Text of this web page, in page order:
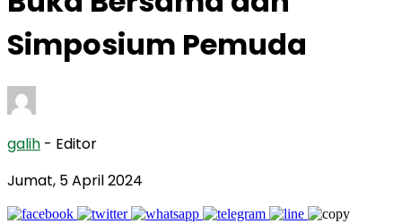
Simposium Pemuda
galih - Editor
Jumat, 5 April 2024